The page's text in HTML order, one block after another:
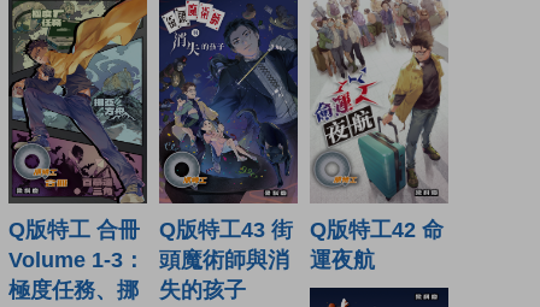
Q版特工 合冊
Volume 1-3：
極度任務、挪
Q版特工43 街
頭魔術師與消
失的孩子
Q版特工42 命
運夜航